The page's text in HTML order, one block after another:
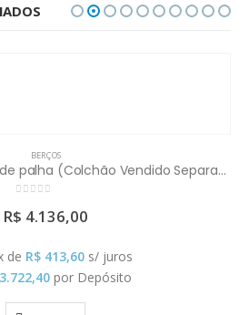
BERÇOS
Berço Bo Branco – Grade palha (Colchão Vendido Separadamente)
R$ 4.136,00
de R$413,60 s/ juros
3.722,40 por Depósito